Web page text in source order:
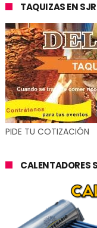
TAQUIZAS EN
PIDE TU COTIZACIÓN
CALENTADORES